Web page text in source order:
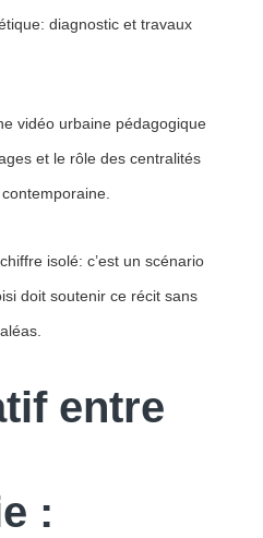
diagnostic et travaux
vidéo urbaine pédagogique
et le rôle des centralités
isolé: c’est un scénario
doit soutenir ce récit sans
entre
: